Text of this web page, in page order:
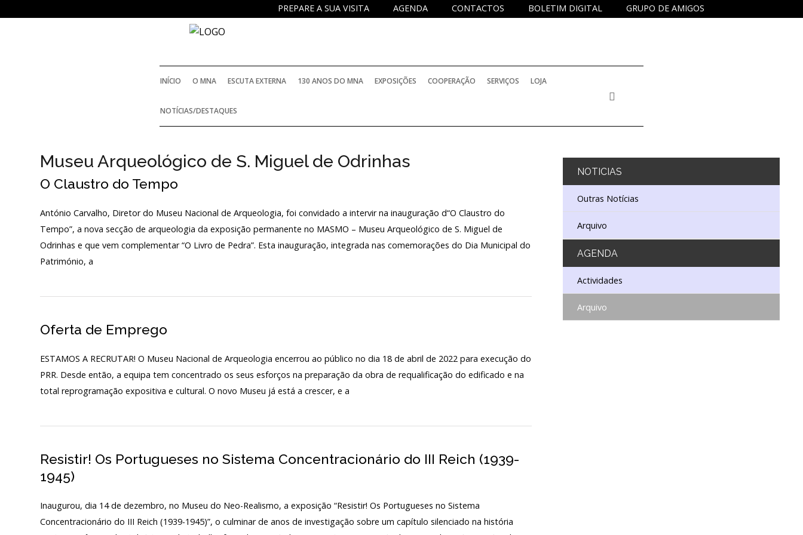
Actividades
Arquivo
Login
O MNA
ESCUTA EXTERNA
130 ANOS DO MNA
Serviços
Notícias/Destaques
GRUPO DE AMIGOS
BOLETIM DIGITAL
CONTACTOS
AGENDA
PREPARE A SUA VISITA
INÍCIO O MNA ESCUTA EXTERNA 130 ANOS DO MNA EXPOSIÇÕES COOPERAÇÃO SERVIÇOS LOJA
NOTÍCIAS/DESTAQUES
Museu Arqueológico de S. Miguel de Odrinhas
O Claustro do Tempo
António Carvalho, Diretor do Museu Nacional de Arqueologia, foi convidado a intervir na inauguração d“O Claustro do
Tempo”, a nova secção de arqueologia da exposição permanente no MASMO – Museu Arqueológico de S. Miguel de
Odrinhas e que vem complementar “O Livro de Pedra”. Esta inauguração, integrada nas comemorações do Dia Municipal do
Património, a
Oferta de Emprego
ESTAMOS A RECRUTAR! O Museu Nacional de Arqueologia encerrou ao público no dia 18 de abril de 2022 para execução do
PRR. Desde então, a equipa tem concentrado os seus esforços na preparação da obra de requalificação do edificado e na
total reprogramação expositiva e cultural. O novo Museu já está a crescer, e a
Resistir! Os Portugueses no Sistema Concentracionário do III Reich (1939-
1945)
Inaugurou, dia 14 de dezembro, no Museu do Neo-Realismo, a exposição “Resistir! Os Portugueses no Sistema
Concentracionário do III Reich (1939-1945)”, o culminar de anos de investigação sobre um capítulo silenciado na história
NOTICIAS
Outras Notícias
Arquivo
AGENDA
Actividades
Arquivo